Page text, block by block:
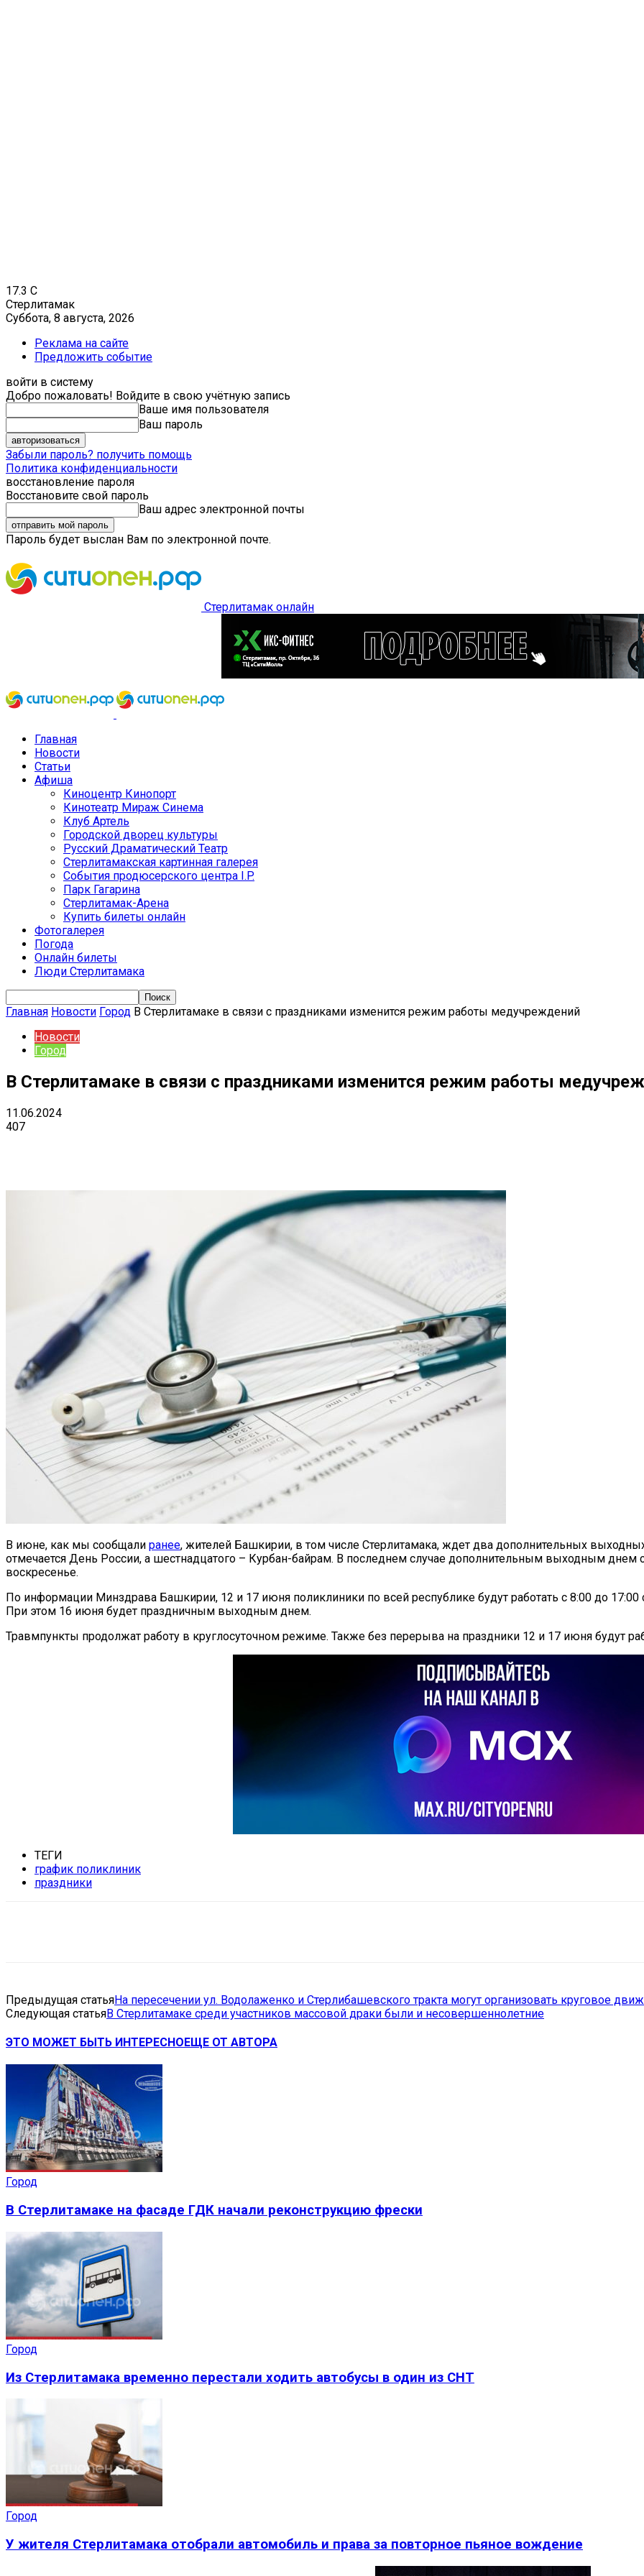
17.3 C
Стерлитамак
Суббота, 8 августа, 2026
Реклама на сайте
Предложить событие
войти в систему
Добро пожаловать! Войдите в свою учётную запись
Ваше имя пользователя
Ваш пароль
Забыли пароль? получить помощь
Политика конфиденциальности
восстановление пароля
Восстановите свой пароль
Ваш адрес электронной почты
Пароль будет выслан Вам по электронной почте.
Стерлитамак онлайн
Главная
Новости
Статьи
Афиша
Киноцентр Кинопорт
Кинотеатр Мираж Синема
Клуб Артель
Городской дворец культуры
Русский Драматический Театр
Стерлитамакская картинная галерея
События продюсерского центра I.P.
Парк Гагарина
Стерлитамак-Арена
Купить билеты онлайн
Фотогалерея
Погода
Онлайн билеты
Люди Стерлитамака
Главная Новости Город В Стерлитамаке в связи с праздниками изменится режим работы медучреждений
Новости
Город
В Стерлитамаке в связи с праздниками изменится режим работы
11.06.2024
407
В июне, как мы сообщали ранее, жителей Башкирии, в том числе Стерлитамака, ждет два дополнительных
отмечается День России, а шестнадцатого – Курбан-байрам. В последнем случае дополнительным выходным днем
воскресенье.
По информации Минздрава Башкирии, 12 и 17 июня поликлиники по всей республике будут работать с 8:00 до
При этом 16 июня будет праздничным выходным днем.
Травмпункты продолжат работу в круглосуточном режиме. Также без перерыва на праздники 12 и 17 июня будут
ТЕГИ
график поликлиник
праздники
Предыдущая статьяНа пересечении ул. Водолаженко и Стерлибашевского тракта могут организовать круговое
Следующая статьяВ Стерлитамаке среди участников массовой драки были и несовершеннолетние
ЭТО МОЖЕТ БЫТЬ ИНТЕРЕСНОЕЩЕ ОТ АВТОРА
Город
В Стерлитамаке на фасаде ГДК начали реконструкцию фрески
Город
Из Стерлитамака временно перестали ходить автобусы в один из СНТ
Город
У жителя Стерлитамака отобрали автомобиль и права за повторное пьяное вождение